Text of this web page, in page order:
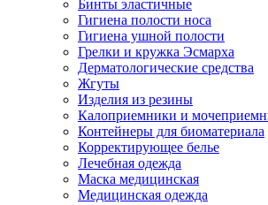
Бинты эластичные
Гигиена полости носа
Гигиена ушной полости
Грелки и кружка Эсмарха
Дерматологические средства
Жгуты
Изделия из резины
Калоприемники и
Контейнеры для биоматериала
Корректирующее белье
Лечебная одежда
Маска медицинская
Медицинская одежда